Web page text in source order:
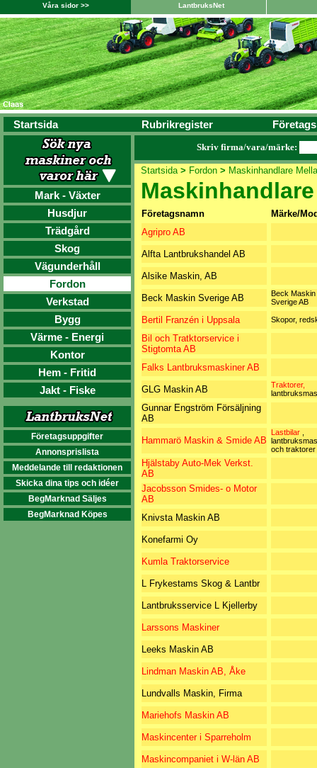
Våra sidor >> LantbruksNet
Startsida Rubrikregister
Mark - Växter
Husdjur
Trädgård
Skog
Vägunderhåll
Fordon
Verkstad
Bygg
Värme - Energi
Kontor
Hem - Fritid
Jakt - Fiske
Företagsuppgifter
Annonsprislista
Meddelande till redaktionen
Skicka dina tips och idéer
BegMarknad Säljes
BegMarknad Köpes
Skriv firma/vara/märke:
Startsida> Fordon > Maskinhandlare
Företagsnamn
Märke/
Agripro AB
Alfta Lantbrukshandel AB
Alsike Maskin, AB
Beck Maskin Sverige AB
Beck Maskin
Sverige AB
Bertil Franzén i Uppsala Skopor,
Bil och Tratktorservice i
Stigtomta AB
Falks Lantbruksmaskiner AB
GLG Maskin AB
Traktorer,
Gunnar Engström Försäljning
AB
Hammarö Maskin & Smide AB
Lastbilar
och traktorer
Hjälstaby Auto-Mek Verkst.
AB
Jacobsson Smides- o Motor
AB
Knivsta Maskin AB
Konefarmi Oy
Kumla Traktorservice
L Frykestams Skog & Lantbr
Lantbruksservice L Kjellerby
Larssons Maskiner
Leeks Maskin AB
Lindman Maskin AB, Åke
Lundvalls Maskin, Firma
Mariehofs Maskin AB
Maskincenter i Sparreholm
Maskincompaniet i W-län AB